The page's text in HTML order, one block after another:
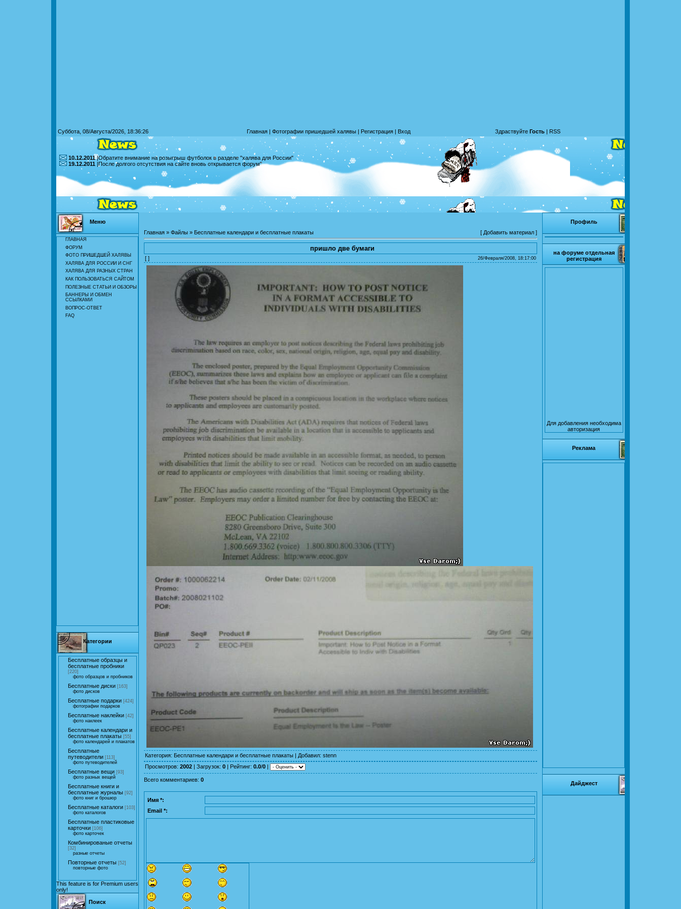
Суббота, 08/Августа/2026, 18:36:26 Главная | Фотографии пришедшей халявы | Регистрация | Вход Здраствуйте Гость | RSS
10.12.2011|Обратите внимание на розыгрыш футболок в разделе "халява для России"
19.12.2011 |После долгого отсутствия на сайте вновь открывается форум"
Меню
ГЛАВНАЯ
ФОРУМ
ФОТО ПРИШЕДШЕЙ ХАЛЯВЫ
ХАЛЯВА ДЛЯ РОССИИ И СНГ
ХАЛЯВА ДЛЯ РАЗНЫХ СТРАН
КАК ПОЛЬЗОВАТЬСЯ САЙТОМ
ПОЛЕЗНЫЕ СТАТЬИ И ОБЗОРЫ
БАННЕРЫ И ОБМЕН
ССЫЛКАМИ
ВОПРОС-ОТВЕТ
FAQ
Категории
Бесплатные образцы и
бесплатные пробники
[220]
фото образцов и пробников
Бесплатные диски [163]
фото дисков
Бесплатные подарки [424]
фотографии подарков
Бесплатные наклейки [42]
фото наклеек
Бесплатные календари и
бесплатные плакаты [55]
фото календарей и плакатов
Бесплатные
путеводители [113]
фото путеводителей
Бесплатные вещи [93]
фото разных вещей
Бесплатные книги и
бесплатные журналы [92]
фото книг и брошюр
Бесплатные каталоги [103]
фото каталогов
Бесплатные пластиковые
карточки [106]
фото карточек
Комбинированые отчеты
[32]
разные отчеты
Повторные отчеты [52]
повторные фото
This feature is for Premium users
only!
Поиск
Главная » Файлы » Бесплатные календари и бесплатные плакаты [ Добавить материал ]
пришло две бумаги
[ ] 26/Февраля/2008, 18:17:00
Категория: Бесплатные календари и бесплатные плакаты | Добавил: stenn
Просмотров: 2002 | Загрузок: 0 | Рейтинг: 0.0/0 |
Всего комментариев: 0
Имя *:
Email *:
Профиль
на форуме отдельная
регистрация
Для добавления необходима
авторизация
Реклама
Дайджест